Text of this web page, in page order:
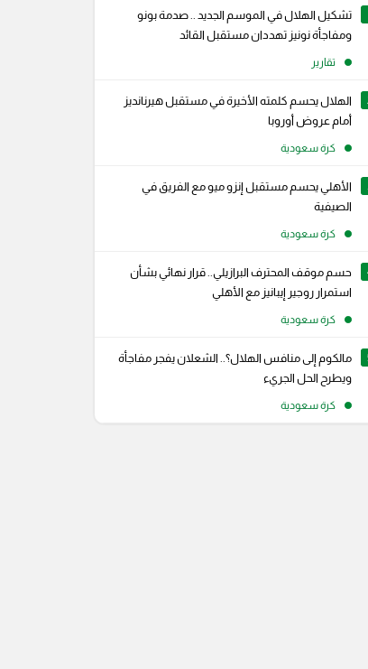
سناب شات
تشكيل الهلال في الموسم الجديد .. صدمة بونو
ومفاجأة نونيز تهددان مستقبل القائد
تقارير
الهلال يحسم كلمته الأخيرة في مستقبل هيرنانديز
أمام عروض أوروبا
كرة سعودية
الأهلي يحسم مستقبل إنزو ميو مع الفريق في
الصيفية
كرة سعودية
حسم موقف المحترف البرازيلي.. قرار نهائي بشأن
استمرار روجير إيبانيز مع الأهلي
كرة سعودية
مالكوم إلى منافس الهلال؟.. الشعلان يفجر مفاجأة
ويطرح الحل الجريء
كرة سعودية